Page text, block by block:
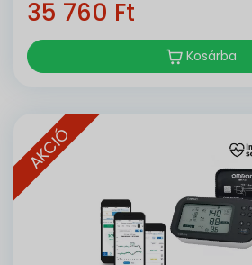
35 760 Ft
Kosárba
AKCIÓ